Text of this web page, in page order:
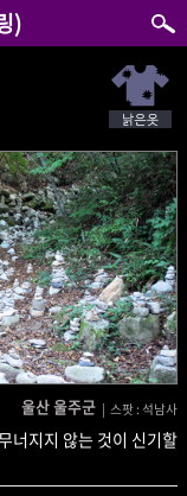
)
울산 울주군 | 스팟 : 석남사
너지지 않는 것이 신기할